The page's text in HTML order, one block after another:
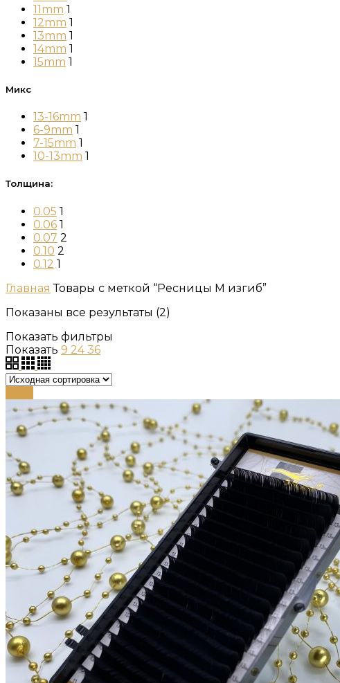
11mm 1
12mm 1
13mm 1
14mm 1
15mm 1
Микс
13-16mm 1
6-9mm 1
7-15mm 1
10-13mm 1
Толщина:
0.05 1
0.06 1
0.07 2
0.10 2
0.12 1
Главная Товары с меткой “Ресницы M изгиб”
Показаны все результаты (2)
Показать фильтры
Показать 9 24 36